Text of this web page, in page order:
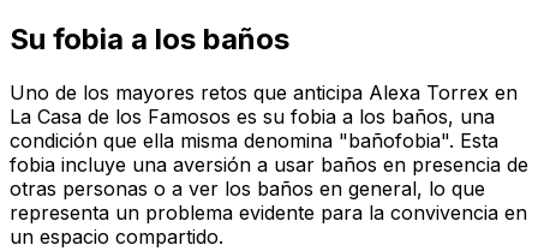
Su fobia a los baños
Uno de los mayores retos que anticipa Alexa Torrex en
La Casa de los Famosos es su fobia a los baños, una
condición que ella misma denomina "bañofobia". Esta
fobia incluye una aversión a usar baños en presencia de
otras personas o a ver los baños en general, lo que
representa un problema evidente para la convivencia en
un espacio compartido.